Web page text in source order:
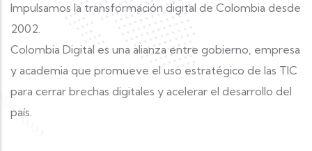
Impulsamos la transformación digital de Colombia desde
2002.
Colombia Digital es una alianza entre gobierno, empresa
y academia que promueve el uso estratégico de las TIC
para cerrar brechas digitales y acelerar el desarrollo del
país.